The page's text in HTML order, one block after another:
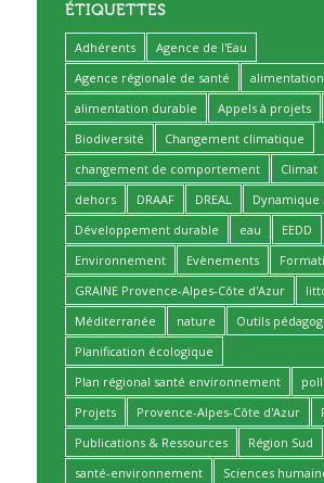
ÉTIQUETTES
Adhérents
Agence de l'Eau
Agence régionale de santé
alimentation
alimentation durable
Appels à projets
Biodiversité
Changement climatique
changement de comportement
Climat
dehors
DRAAF DREAL
Dynamique
Développement durable
eau
EEDD
Environnement
Evènements
GRAINE Provence-Alpes-Côte d'Azur
Méditerranée
nature
Outils
Planification écologique
Plan régional santé environnement
Projets
Provence-Alpes-Côte d'Azur
Publications & Ressources
Région Sud
santé-environnement
Sciences